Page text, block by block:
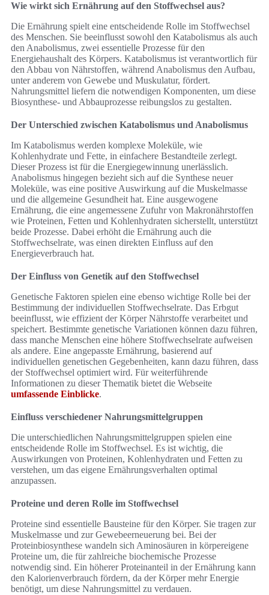
Wie wirkt sich Ernährung auf den Stoffwechsel aus?
Die Ernährung spielt eine entscheidende Rolle im Stoffwechsel
des Menschen. Sie beeinflusst sowohl den Katabolismus als auch
den Anabolismus, zwei essentielle Prozesse für den
Energiehaushalt des Körpers. Katabolismus ist verantwortlich für
den Abbau von Nährstoffen, während Anabolismus den Aufbau,
unter anderem von Gewebe und Muskulatur, fördert.
Nahrungsmittel liefern die notwendigen Komponenten, um diese
Biosynthese- und Abbauprozesse reibungslos zu gestalten.
Der Unterschied zwischen Katabolismus und Anabolismus
Im Katabolismus werden komplexe Moleküle, wie
Kohlenhydrate und Fette, in einfachere Bestandteile zerlegt.
Dieser Prozess ist für die Energiegewinnung unerlässlich.
Anabolismus hingegen bezieht sich auf die Synthese neuer
Moleküle, was eine positive Auswirkung auf die Muskelmasse
und die allgemeine Gesundheit hat. Eine ausgewogene
Ernährung, die eine angemessene Zufuhr von Makronährstoffen
wie Proteinen, Fetten und Kohlenhydraten sicherstellt, unterstützt
beide Prozesse. Dabei erhöht die Ernährung auch die
Stoffwechselrate, was einen direkten Einfluss auf den
Energieverbrauch hat.
Der Einfluss von Genetik auf den Stoffwechsel
Genetische Faktoren spielen eine ebenso wichtige Rolle bei der
Bestimmung der individuellen Stoffwechselrate. Das Erbgut
beeinflusst, wie effizient der Körper Nährstoffe verarbeitet und
speichert. Bestimmte genetische Variationen können dazu führen,
dass manche Menschen eine höhere Stoffwechselrate aufweisen
als andere. Eine angepasste Ernährung, basierend auf
individuellen genetischen Gegebenheiten, kann dazu führen, dass
der Stoffwechsel optimiert wird. Für weiterführende
Informationen zu dieser Thematik bietet die Webseite
umfassende Einblicke.
Einfluss verschiedener Nahrungsmittelgruppen
Die unterschiedlichen Nahrungsmittelgruppen spielen eine
entscheidende Rolle im Stoffwechsel. Es ist wichtig, die
Auswirkungen von Proteinen, Kohlenhydraten und Fetten zu
verstehen, um das eigene Ernährungsverhalten optimal
anzupassen.
Proteine und deren Rolle im Stoffwechsel
Proteine sind essentielle Bausteine für den Körper. Sie tragen zur
Muskelmasse und zur Gewebeerneuerung bei. Bei der
Proteinbiosynthese wandeln sich Aminosäuren in körpereigene
Proteine um, die für zahlreiche biochemische Prozesse
notwendig sind. Ein höherer Proteinanteil in der Ernährung kann
den Kalorienverbrauch fördern, da der Körper mehr Energie
benötigt, um diese Nahrungsmittel zu verdauen.